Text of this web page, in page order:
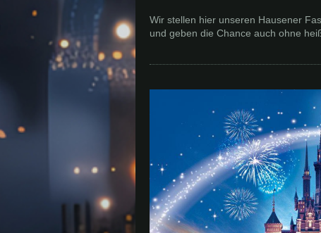
Wir stellen hier unseren Hausener
und geben die Chance auch ohne